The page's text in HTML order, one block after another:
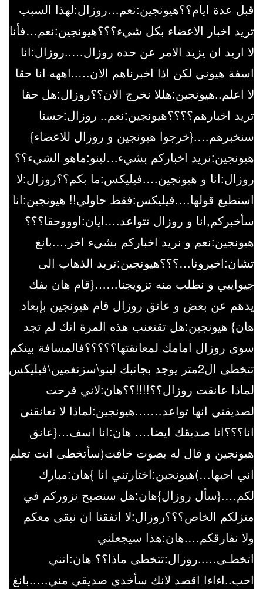
قبل عدة ايام؟؟هيونجين:نعم…روزال:لهذا السبب
تريد اخبار الاعضاء بكل شيء؟؟؟هيونجين:نعم…فأنا
لا اريد ان يزيد الامر عن حده روزال…..روزال:انا
اسفة هيوني لكن اذا اخبرناهم الان…..اههه انا حقا
لا اعلم..هيونجين:هللا نخرج الان؟؟روزال:هل حقا
تريد اخبارهم؟؟؟؟هيونجين:نعم.. روزال:حسنا
سنخبرهم….{خرجوا هيونجين و روزال للاعضاء}
هيونجين:نريد اخباركم بشيء…لينو:ماهو الشيء؟؟
روزال:انا و هيونجين….فيليكس:ما بكم؟؟روزال:لا
استطيع قولها….فيليكس:فقط حاولي!! هيونجين:انا
سأخبركم,انا و روزال نتواعد….ايان:اوووحقا؟؟؟
هيونجين:نعم و نريد اخباركم بشيء اخر….بانغ
تشان:اخبرونا…؟؟؟هيونجين:نريد الذهاب الى
جيوايبي و نطلب منه تزويجنا……{قام هان بفك
يدهم عن بعض و عانق روزال قام هيونجين بإبعاد
هان} هيونجين:هل تقنعنب هذه المرة انك لم تجد
سوى روزال امامك لمعانقتها؟؟؟؟؟فالمسافة بينكم
تتخطى ال2متر يوجد بجانبك لينو\سزنغمين\فيليكس
لماذا عانقت روزال؟؟!!!!؟؟هان:لاني فرحت
لصديقتي انها تواعد…….هيونجين:لماذا لا تعانقني
انا؟؟؟انا صديقك ايضا…. هان:انا اسف…{عانق
هيونجين و قال له بصوت خافت(سأتخطى انت تعلم
اني احبها…)هيونجين:اختارتني انا }هان:مبارك
لكم….{سأل روزال}هان:هل سنصبح نزوركم في
منزلكم الخاص؟؟؟روزال:لا اتفقنا ان نبقى معكم
ولا نفارقكم….هان:هذا سيجعلني
اتخطـى…..روزال:تتخطى ماذا؟؟ هان:انني
احب..اءاءا اقصد لانك سأخدي صديقي مني…..بانغ